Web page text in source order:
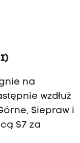
na
wzdłuż
Siepraw i
S7 za